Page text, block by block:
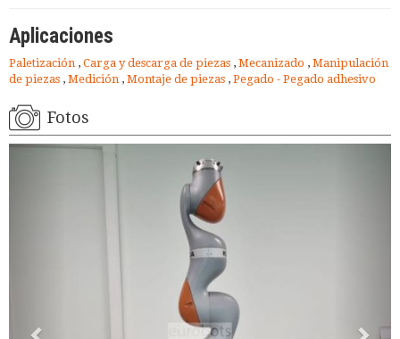
Aplicaciones
Paletización , Carga y descarga de piezas , Mecanizado , Manipulación
de piezas , Medición , Montaje de piezas , Pegado - Pegado adhesivo
Fotos